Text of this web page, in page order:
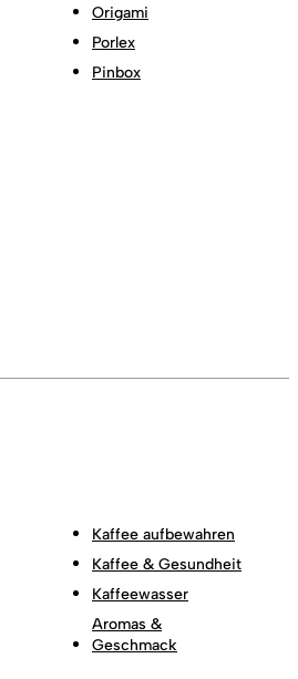
Origami
Porlex
Pinbox
Kaffee aufbewahren
Kaffee & Gesundheit
Kaffeewasser
Aromas &
Geschmack